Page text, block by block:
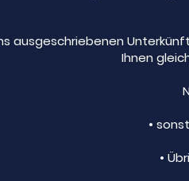
ausgeschriebenen
Ihnen
•
•